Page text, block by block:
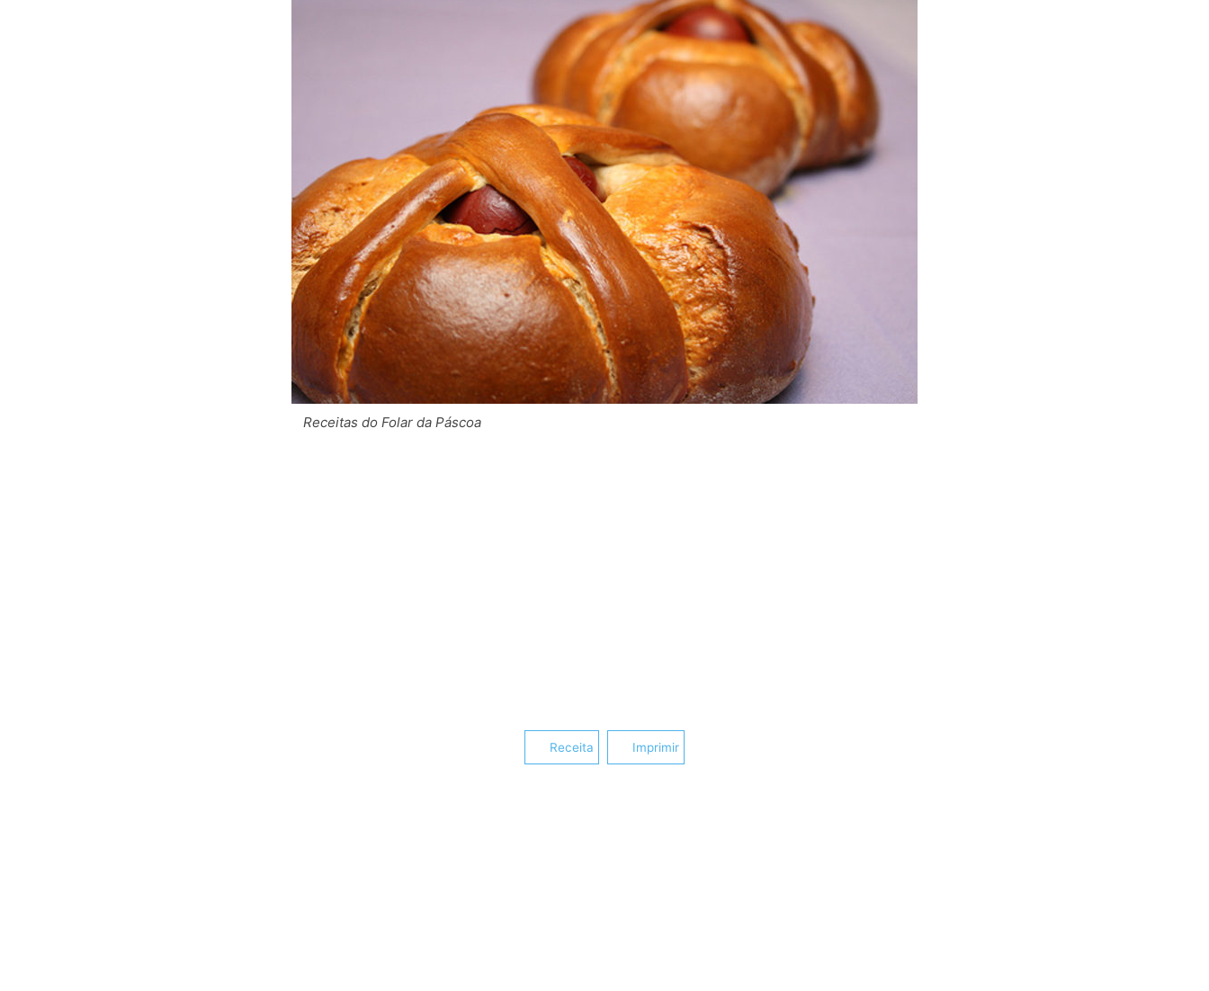
Receitas do Folar da Páscoa
Receita Imprimir